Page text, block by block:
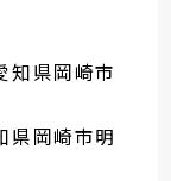
知県岡崎市
県岡崎市明